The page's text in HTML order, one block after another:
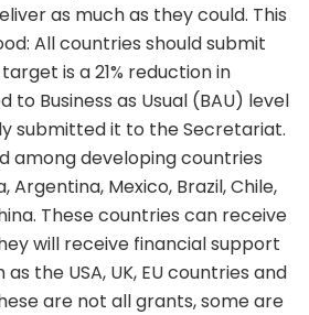
as much as they could. This
All countries should submit
is a 21% reduction in
to Business as Usual (BAU) level
submitted it to the Secretariat.
among developing countries
Argentina, Mexico, Brazil, Chile,
These countries can receive
will receive financial support
the USA, UK, EU countries and
are not all grants, some are